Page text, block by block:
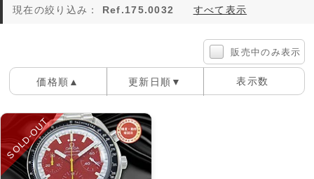
サポート マイページ
価格ダウン
価格の交渉
アーカイブ
現在の絞り込み： Ref.175.0032 すべて表示
販売中のみ表示
価格順▲ 更新日順▼ 表示数
SOLD-OUT